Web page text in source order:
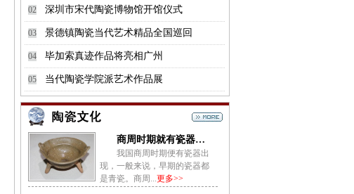
02 深圳市宋代陶瓷博物馆开馆仪式
03 景德镇陶瓷当代艺术精品全国巡回
04 毕加索真迹作品将亮相广州
05 当代陶瓷学院派艺术作品展
商周时期就有瓷器出现
我国商周时期便有瓷器出
现，一般来说，早期的瓷器都
是青瓷。商周...更多>>